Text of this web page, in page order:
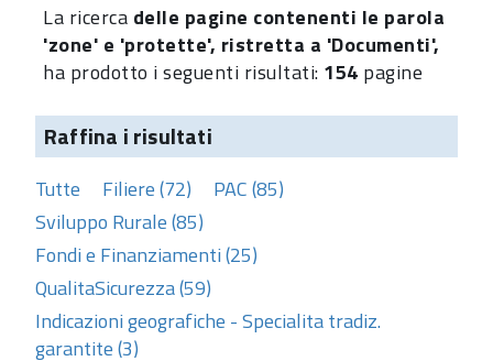
La ricerca delle pagine contenenti le parola
'zone' e 'protette', ristretta a 'Documenti',
ha prodotto i seguenti risultati: 154 pagine
Raffina i risultati
Tutte Filiere (72)
PAC (85)
Sviluppo Rurale (85)
Fondi e Finanziamenti (25)
QualitaSicurezza (59)
Indicazioni geografiche - Specialita tradiz.
garantite (3)